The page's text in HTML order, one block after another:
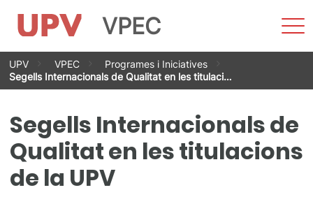
Saltar
contenido
VPEC
UPV VPEC
Programes i Iniciatives
Segells Internacionals de Qualitat en les titulaci…
Segells Internacionals de
Qualitat en les titulacions
de la UPV